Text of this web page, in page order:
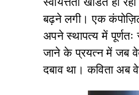
बढ़ने लगी। एक
अपने स्थापत्य में
जाने के प्रयत्न में जब
दबाव था। कविता अब